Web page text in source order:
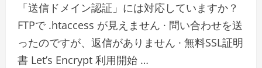
「送信ドメイン認証」には対応していますか？
FTPで .htaccess が見えません · 問い合わせを送
ったのですが、返信がありません · 無料SSL証明
書 Let’s Encrypt 利用開始 …